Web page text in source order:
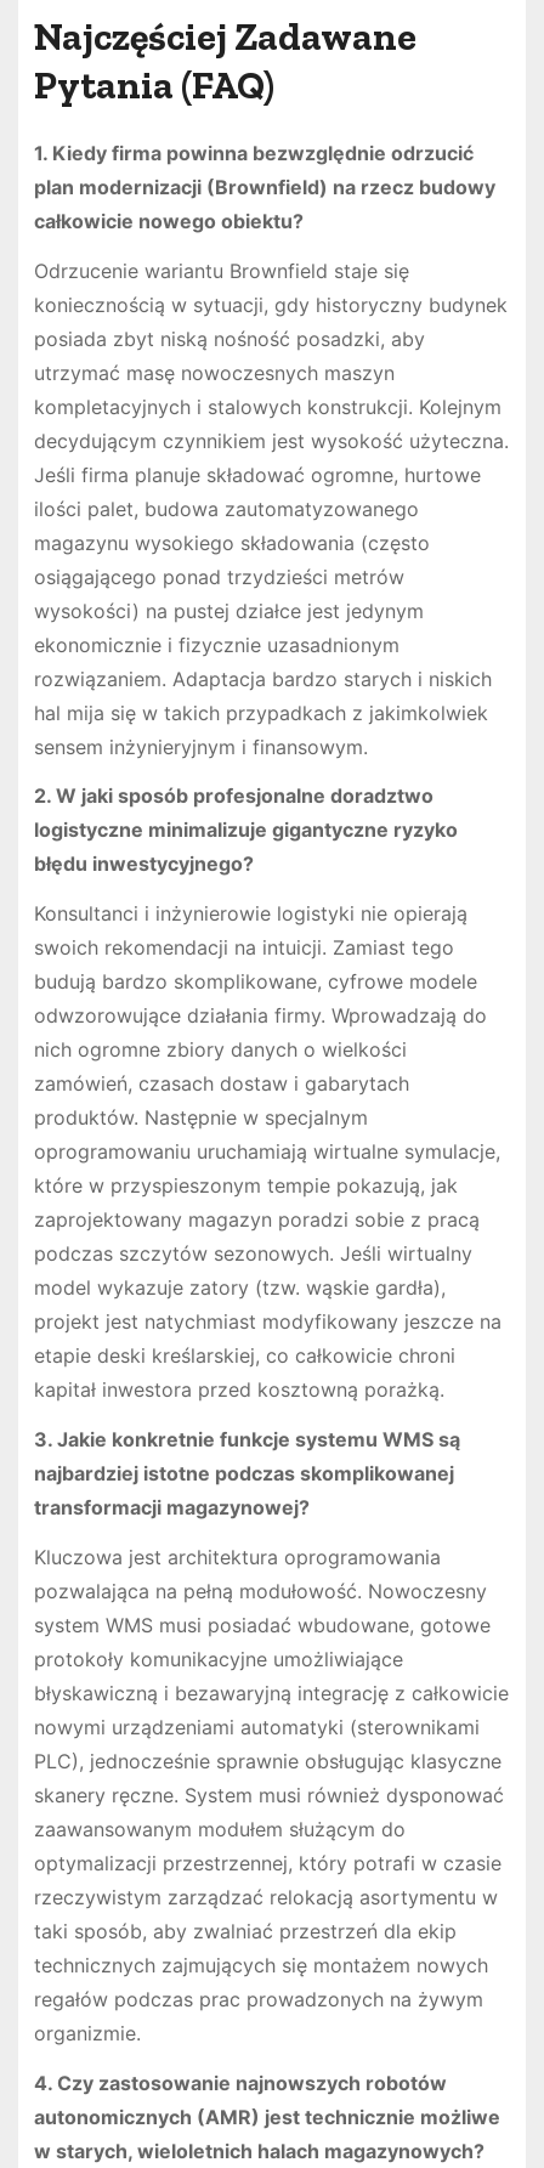
Najczęściej Zadawane
Pytania (FAQ)
1. Kiedy firma powinna bezwzględnie odrzucić
plan modernizacji (Brownfield) na rzecz budowy
całkowicie nowego obiektu?
Odrzucenie wariantu Brownfield staje się
koniecznością w sytuacji, gdy historyczny budynek
posiada zbyt niską nośność posadzki, aby
utrzymać masę nowoczesnych maszyn
kompletacyjnych i stalowych konstrukcji. Kolejnym
decydującym czynnikiem jest wysokość użyteczna.
Jeśli firma planuje składować ogromne, hurtowe
ilości palet, budowa zautomatyzowanego
magazynu wysokiego składowania (często
osiągającego ponad trzydzieści metrów
wysokości) na pustej działce jest jedynym
ekonomicznie i fizycznie uzasadnionym
rozwiązaniem. Adaptacja bardzo starych i niskich
hal mija się w takich przypadkach z jakimkolwiek
sensem inżynieryjnym i finansowym.
2. W jaki sposób profesjonalne doradztwo
logistyczne minimalizuje gigantyczne ryzyko
błędu inwestycyjnego?
Konsultanci i inżynierowie logistyki nie opierają
swoich rekomendacji na intuicji. Zamiast tego
budują bardzo skomplikowane, cyfrowe modele
odwzorowujące działania firmy. Wprowadzają do
nich ogromne zbiory danych o wielkości
zamówień, czasach dostaw i gabarytach
produktów. Następnie w specjalnym
oprogramowaniu uruchamiają wirtualne symulacje,
które w przyspieszonym tempie pokazują, jak
zaprojektowany magazyn poradzi sobie z pracą
podczas szczytów sezonowych. Jeśli wirtualny
model wykazuje zatory (tzw. wąskie gardła),
projekt jest natychmiast modyfikowany jeszcze na
etapie deski kreślarskiej, co całkowicie chroni
kapitał inwestora przed kosztowną porażką.
3. Jakie konkretnie funkcje systemu WMS są
najbardziej istotne podczas skomplikowanej
transformacji magazynowej?
Kluczowa jest architektura oprogramowania
pozwalająca na pełną modułowość. Nowoczesny
system WMS musi posiadać wbudowane, gotowe
protokoły komunikacyjne umożliwiające
błyskawiczną i bezawaryjną integrację z całkowicie
nowymi urządzeniami automatyki (sterownikami
PLC), jednocześnie sprawnie obsługując klasyczne
skanery ręczne. System musi również dysponować
zaawansowanym modułem służącym do
optymalizacji przestrzennej, który potrafi w czasie
rzeczywistym zarządzać relokacją asortymentu w
taki sposób, aby zwalniać przestrzeń dla ekip
technicznych zajmujących się montażem nowych
regałów podczas prac prowadzonych na żywym
organizmie.
4. Czy zastosowanie najnowszych robotów
autonomicznych (AMR) jest technicznie możliwe
w starych, wieloletnich halach magazynowych?